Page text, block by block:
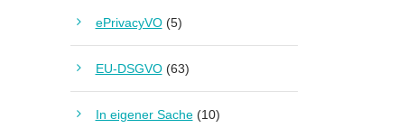
ePrivacyVO(5)
EU-DSGVO(63)
In eigener Sache(10)